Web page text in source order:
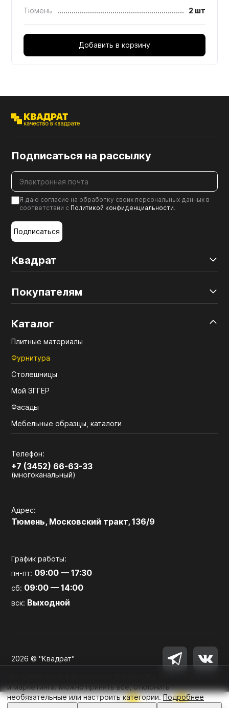
0 0
Тюмень
2 шт
Добавить в корзину
Квадрат
Покупателям
Каталог
Плитные материалы
Фурнитура
Столешницы
Мой ЭГГЕР
Фасады
Мебельные образцы, каталоги
Телефон:
+7 (3452) 66-63-33
(многоканальный)
Адрес:
Тюмень, Московский тракт, 136/9
График работы:
пн-пт: 09:00 — 17:30
сб: 09:00 — 14:00
вск: Выходной
Подписаться на рассылку
Я даю согласие на обработку своих персональных данных в
соответствии с Политикой конфиденциальности.
Подписаться
2026 © "Квадрат"
и маркетинга. Можно принять все, отклонить
необязательные или настроить категории.Подробнее